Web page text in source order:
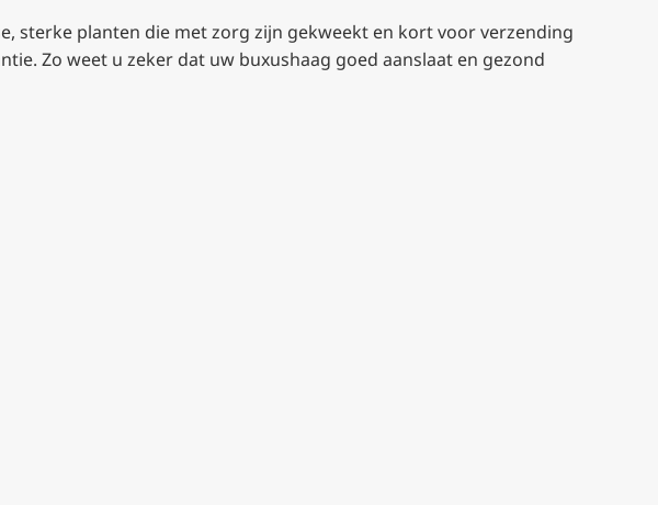
sterke planten die met zorg zijn gekweekt en kort voor verzending
Zo weet u zeker dat uw buxushaag goed aanslaat en gezond